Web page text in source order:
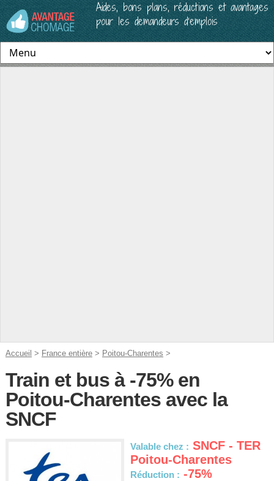
Aides, bons plans, réductions et avantages
pour les demandeurs d’emplois
Accueil > France entière> Poitou-Charentes >
Train et bus à -75% en
Poitou-Charentes avec la
SNCF
Valable chez : SNCF - TER
Poitou-Charentes
Réduction : -75%